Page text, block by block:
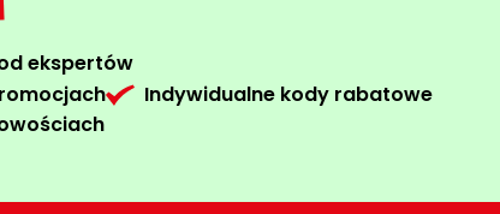
ekspertów
Indywidualne kody rabatowe